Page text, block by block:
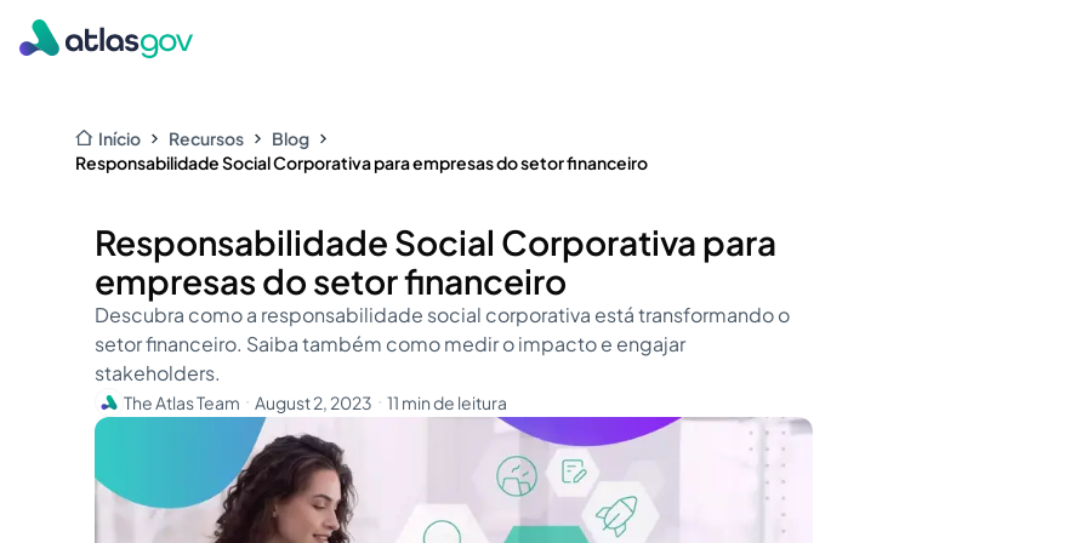
Início Recursos
Blog
Responsabilidade Social Corporativa para empresas do setor financeiro
Responsabilidade Social Corporativa para
empresas do setor financeiro
Descubra como a responsabilidade social corporativa está transformando o
setor financeiro. Saiba também como medir o impacto e engajar
stakeholders.
The Atlas Team ・ August 2, 2023 ・ 11 min de leitura